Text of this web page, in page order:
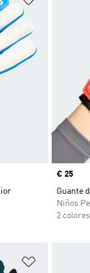
Precio
€ 25
Guante
Niños
2 colores